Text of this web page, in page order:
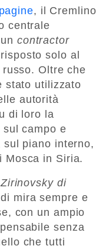
, il Cremlino
centrale
contractor
solo al
Oltre che
stato utilizzato
autorità
di loro la
campo e
sul piano interno,
Mosca in Siria.
Zirinovsky di
mira sempre e
con un ampio
senza
che tutti